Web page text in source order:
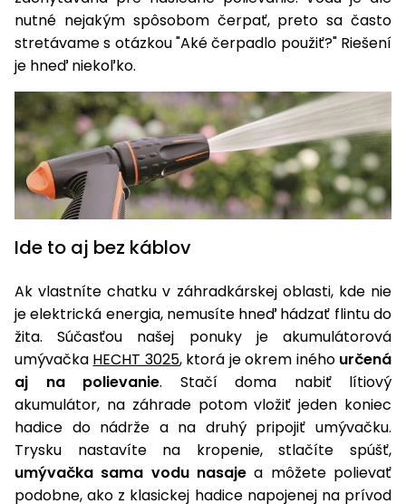
Náhradné
nože
Vidly
Štiepačky
dreva
Drviče
vetiev
Špalíkovače
Fukáre a
vysávače
na lístie
Záhradné
Fúriky
Rozmetadlá
a posypové
vozíky
Čerpadlá
a
vodárne
boxy
Ochrana
rastlín
Záhradné
Krhly
obrubníky
Tieniace
textílie
Odpudzovače
a pasce
Príslušenstvo
stoly
Vibračné
dosky
Transportéry
Rezačky
na
betón
Meracie
prístroje
Nabíjačky
autobatérií
Vykurovanie
Navijaky
Seniorské
vozíky
Prilby
Doplnky
nutné nejakým spôsobom čerpať, preto sa často
stretávame s otázkou "Aké čerpadlo použiť?" Riešení
je hneď niekoľko.
Ide to aj bez káblov
Ak vlastníte chatku v záhradkárskej oblasti, kde nie
je elektrická energia, nemusíte hneď hádzať flintu do
žita. Súčasťou našej ponuky je akumulátorová
umývačka HECHT 3025, ktorá je okrem iného určená
aj na polievanie. Stačí doma nabiť lítiový
akumulátor, na záhrade potom vložiť jeden koniec
hadice do nádrže a na druhý pripojiť umývačku.
Trysku nastavíte na kropenie, stlačíte spúšť,
umývačka sama vodu nasaje a môžete polievať
podobne, ako z klasickej hadice napojenej na prívod